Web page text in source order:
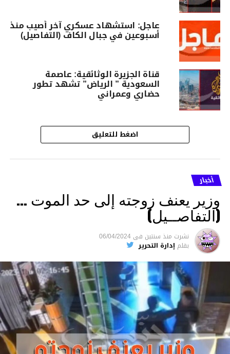
عاجل: استشهاد عسكري آخر أُصيب منذ
أسبوعين في جبال الكاف (التفاصيل)
قناة الجزيرة الوثائقية: عاصمة
السعودية ” الرياض” تشهد تطور
حضاري وعمراني
اضغط للتعليق
أخبار
وزير يعنف زوجته إلى حد الموت …
(التفاصــيل)
نشرت منذ سنتين فى 06/04/2024
بقلم إدارة التحرير